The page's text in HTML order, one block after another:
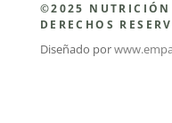
©2025 NUTRICIÓN
DERECHOS
Diseñado por